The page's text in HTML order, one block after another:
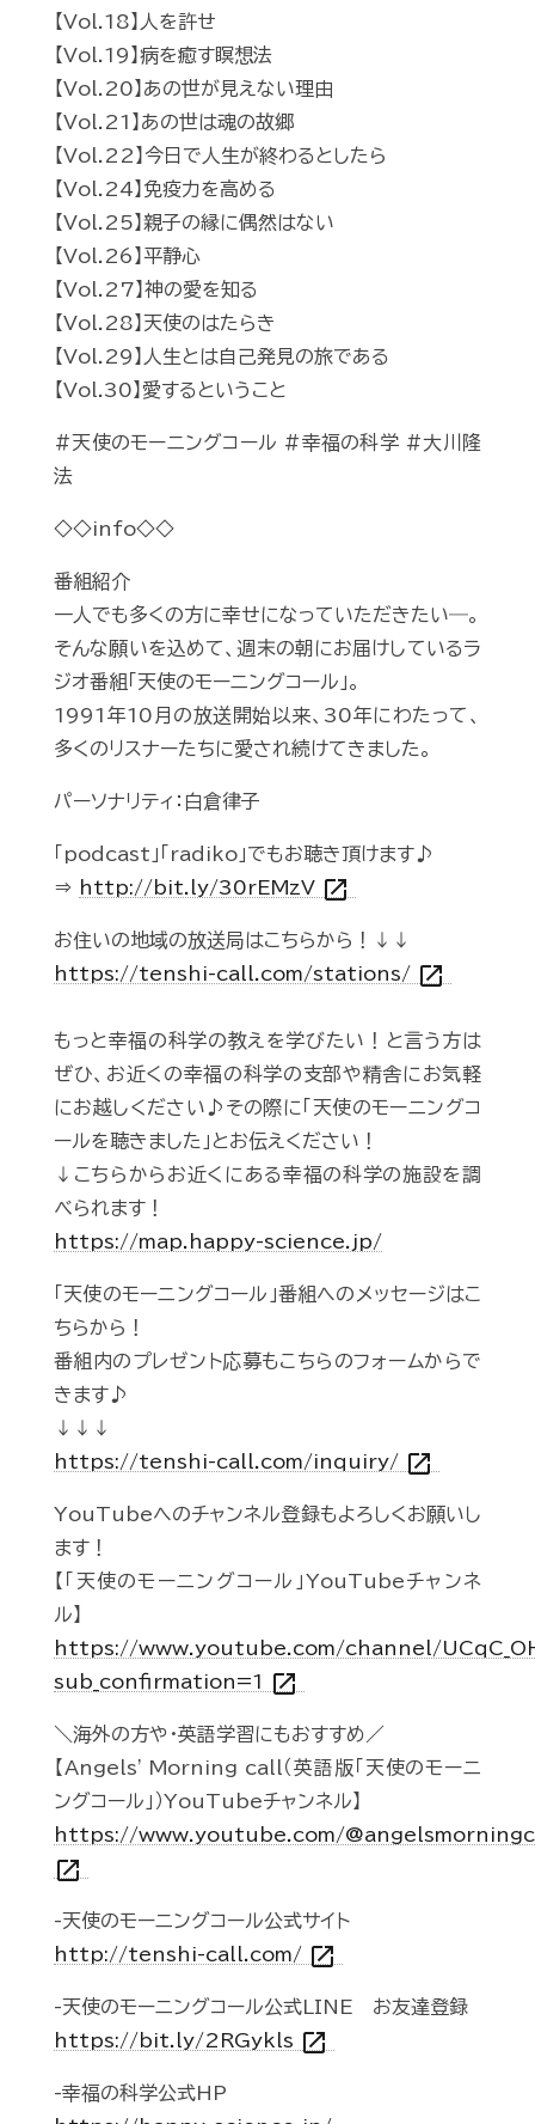
【Vol.18】人を許せ
【Vol.19】病を癒す瞑想法
【Vol.20】あの世が見えない理由
【Vol.21】あの世は魂の故郷
【Vol.22】今日で人生が終わるとしたら
【Vol.24】免疫力を高める
【Vol.25】親子の縁に偶然はない
【Vol.26】平静心
【Vol.27】神の愛を知る
【Vol.28】天使のはたらき
【Vol.29】人生とは自己発見の旅である
【Vol.30】愛するということ
#天使のモーニングコール #幸福の科学 #大川隆
法
◇◇info◇◇
番組紹介
一人でも多くの方に幸せになっていただきたい―。
そんな願いを込めて、週末の朝にお届けしているラ
ジオ番組「天使のモーニングコール」。
1991年10月の放送開始以来、30年にわたって、
多くのリスナーたちに愛され続けてきました。
パーソナリティ：白倉律子
「podcast」「radiko」でもお聴き頂けます♪
⇒
http://bit.ly/30rEMzV open_in_new
お住いの地域の放送局はこちらから！↓↓
https://tenshi-call.com/stations/ open_in_new
もっと幸福の科学の教えを学びたい！と言う方は
ぜひ、お近くの幸福の科学の支部や精舎にお気軽
にお越しください♪その際に「天使のモーニングコ
ールを聴きました」とお伝えください！
↓こちらからお近くにある幸福の科学の施設を調
べられます！
https://map.happy-science.jp/
「天使のモーニングコール」番組へのメッセージはこ
ちらから！
番組内のプレゼント応募もこちらのフォームからで
きます♪
↓↓↓
https://tenshi-call.com/inquiry/ open_in_new
YouTubeへのチャンネル登録もよろしくお願いし
ます！
【「天使のモーニングコール」YouTubeチャンネ
ル】
https://www.youtube.com/channel/
sub_confirmation=1 open_in_new
＼海外の方や・英語学習にもおすすめ／
【Angels' Morning call（英語版「天使のモーニ
ングコール」）YouTubeチャンネル】
https://www.youtube.com/
open_in_new
-天使のモーニングコール公式サイト
http://tenshi-call.com/ open_in_new
-天使のモーニングコール公式LINE お友達登録
https://bit.ly/2RGykls open_in_new
-幸福の科学公式HP